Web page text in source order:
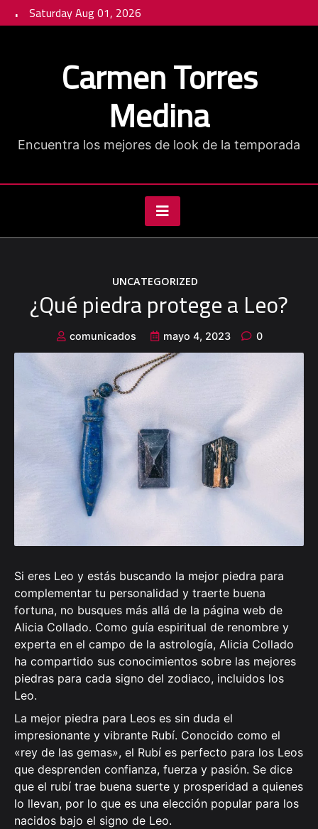
to
Saturday Aug 01, 2026
Carmen Torres
Medina
Encuentra los mejores de look de la temporada
UNCATEGORIZED
¿Qué piedra protege a Leo?
comunicados mayo 4, 2023 0
Si eres Leo y estás buscando la mejor piedra para
complementar tu personalidad y traerte buena
fortuna, no busques más allá de la página web de
Alicia Collado. Como guía espiritual de renombre y
experta en el campo de la astrología, Alicia Collado
ha compartido sus conocimientos sobre las mejores
piedras para cada signo del zodiaco, incluidos los
Leo.
La mejor piedra para Leos es sin duda el
impresionante y vibrante Rubí. Conocido como el
«rey de las gemas», el Rubí es perfecto para los Leos
que desprenden confianza, fuerza y pasión. Se dice
que el rubí trae buena suerte y prosperidad a quienes
lo llevan, por lo que es una elección popular para los
nacidos bajo el signo de Leo.